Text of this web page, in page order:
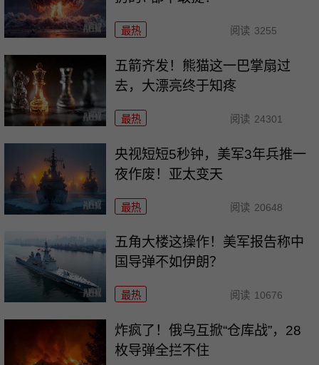
最热 阅读 3255
五箭齐发！熊猫这一巴掌扇过
去，大漂亮终于知疼
最热 阅读 24301
央视短短5秒钟，美军3年兵推一
夜作废！亚太变天
最热 阅读 20648
五角大楼这操作！美军报告称中
国导弹不如伊朗？
最热 阅读 10676
炸疯了！俄乌互掀“仓库战”，28
枚导弹全拦不住